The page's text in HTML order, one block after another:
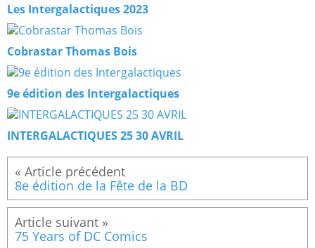
Les Intergalactiques 2023
Cobrastar Thomas Bois
9e édition des Intergalactiques
INTERGALACTIQUES 25 30 AVRIL
8e édition de la Fête de la BD
75 Years of DC Comics